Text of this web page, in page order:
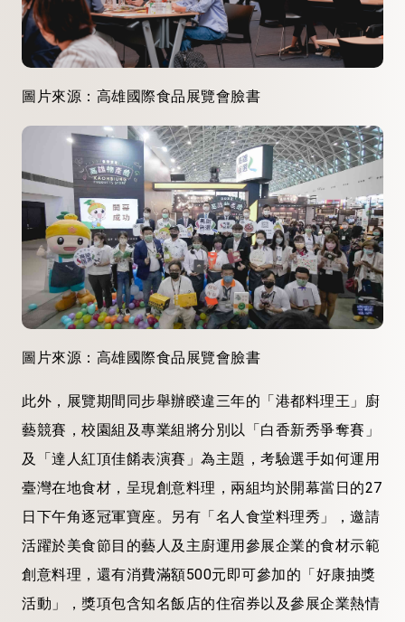
圖片來源：高雄國際食品展覽會臉書
圖片來源：高雄國際食品展覽會臉書
此外，展覽期間同步舉辦睽違三年的「港都料理王」廚
藝競賽，校園組及專業組將分別以「白香新秀爭奪賽」
及「達人紅頂佳餚表演賽」為主題，考驗選手如何運用
臺灣在地食材，呈現創意料理，兩組均於開幕當日的27
日下午角逐冠軍寶座。另有「名人食堂料理秀」，邀請
活躍於美食節目的藝人及主廚運用參展企業的食材示範
創意料理，還有消費滿額500元即可參加的「好康抽獎
活動」，獎項包含知名飯店的住宿券以及參展企業熱情